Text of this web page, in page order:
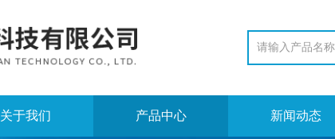
关于我们 产品中心 新闻动态